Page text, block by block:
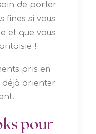
de porter
fines si vous
et que vous
!
pris en
déjà orienter
pour